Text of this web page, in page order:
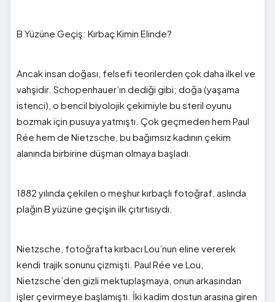
B Yüzüne Geçiş: Kırbaç Kimin Elinde?
Ancak insan doğası, felsefi teorilerden çok daha ilkel ve
vahşidir. Schopenhauer’ın dediği gibi; doğa (yaşama
istenci), o bencil biyolojik çekimiyle bu steril oyunu
bozmak için pusuya yatmıştı. Çok geçmeden hem Paul
Rée hem de Nietzsche, bu bağımsız kadının çekim
alanında birbirine düşman olmaya başladı.
1882 yılında çekilen o meşhur kırbaçlı fotoğraf, aslında
plağın B yüzüne geçişin ilk çıtırtısıydı.
Nietzsche, fotoğrafta kırbacı Lou’nun eline vererek
kendi trajik sonunu çizmişti. Paul Rée ve Lou,
Nietzsche’den gizli mektuplaşmaya, onun arkasından
işler çevirmeye başlamıştı. İki kadim dostun arasına giren